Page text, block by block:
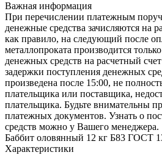
Важная информация
При перечислении платежным
денежные средства зачисляются на
как правило, на следующий после
металлопроката производится
денежных средств на расчетный
задержки поступления денежных
произведена после 15:00, не
плательщика или поставщика,
плательщика. Будьте внимательны
платежных документов. Узнать о
средств можно у Вашего менеджера.
Баббит оловянный 12 кг Б83 ГОСТ
Характеристики